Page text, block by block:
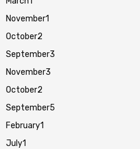
November1
October2
September3
November3
October2
September5
February1
July1